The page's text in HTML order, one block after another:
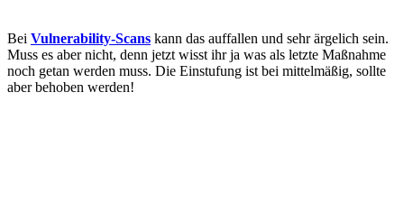
Bei Vulnerability-Scans kann das auffallen und sehr ärgelich sein.
Muss es aber nicht, denn jetzt wisst ihr ja was als letzte Maßnahme
noch getan werden muss. Die Einstufung ist bei mittelmäßig, sollte
aber behoben werden!